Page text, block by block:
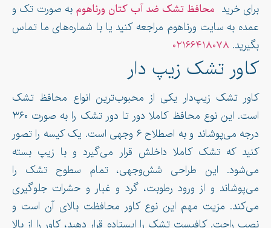
برای خرید محافظ تشک ضد آب کتان ورناهوم به صورت تک و
عمده به سایت ورناهوم مراجعه کنید یا با شماره‌های ما تماس
بگیرید. ۰۲۱۶۶۴۱۸۰۷۸
کاور تشک زیپ دار
کاور تشک زیپ‌دار یکی از محبوب‌ترین انواع محافظ تشک
است. این نوع محافظ کاملا دور تا دور تشک را به صورت ۳۶۰
درجه می‌پوشاند و به اصطلاح ۶ وجهی است. یک کیسه را تصور
کنید که تشک کاملا داخلش قرار می‌گیرد و با زیپ بسته
می‌شود. این طراحی شش‌وجهی، تمام سطوح تشک را
می‌پوشاند و از ورود رطوبت، گرد و غبار و حشرات جلوگیری
می‌کند. مزیت مهم این نوع کاور محافظت بالای آن است و
نصب راحت. کافیست تشک را ایستاده قرار دهید، کاور را از بالا